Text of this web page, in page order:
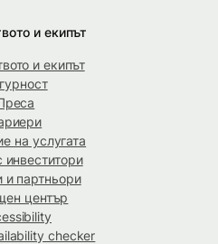
и екипът
и екипът
на услугата
инвеститори
и партньори
център
checker